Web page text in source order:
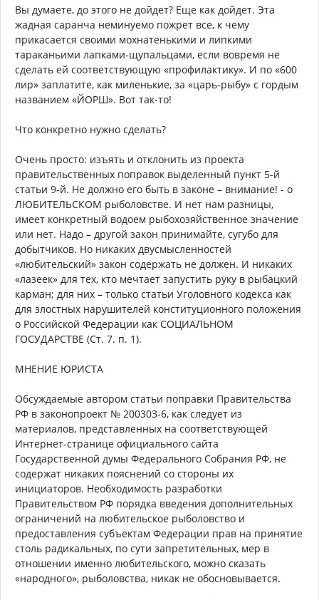
Вы думаете, до этого не дойдет? Еще как дойдет. Эта
жадная саранча неминуемо пожрет все, к чему
прикасается своими мохнатенькими и липкими
тараканьими лапками-щупальцами, если вовремя не
сделать ей соответствующую «профилактику». И по «600
лир» заплатите, как миленькие, за «царь-рыбу» с гордым
названием «ЙОРШ». Вот так-то!
Что конкретно нужно сделать?
Очень просто: изъять и отклонить из проекта
правительственных поправок выделенный пункт 5-й
статьи 9-й. Не должно его быть в законе – внимание! - о
ЛЮБИТЕЛЬСКОМ рыболовстве. И нет нам разницы,
имеет конкретный водоем рыбохозяйственное значение
или нет. Надо – другой закон принимайте, сугубо для
добытчиков. Но никаких двусмысленностей
«любительский» закон содержать не должен. И никаких
«лазеек» для тех, кто мечтает запустить руку в рыбацкий
карман; для них – только статьи Уголовного кодекса как
для злостных нарушителей конституционного положения
о Российской Федерации как СОЦИАЛЬНОМ
ГОСУДАРСТВЕ (Ст. 7. п. 1).
МНЕНИЕ ЮРИСТА
Обсуждаемые автором статьи поправки Правительства
РФ в законопроект № 200303-6, как следует из
материалов, представленных на соответствующей
Интернет-странице официального сайта
Государственной думы Федерального Собрания РФ, не
содержат никаких пояснений со стороны их
инициаторов. Необходимость разработки
Правительством РФ порядка введения дополнительных
ограничений на любительское рыболовство и
предоставления субъектам Федерации прав на принятие
столь радикальных, по сути запретительных, мер в
отношении именно любительского, можно сказать
«народного», рыболовства, никак не обосновывается.